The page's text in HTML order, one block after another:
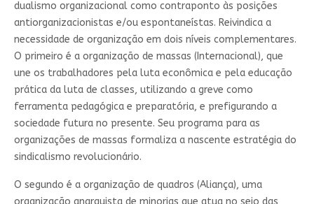
dualismo organizacional como contraponto às posições
antiorganizacionistas e/ou espontaneístas. Reivindica a
necessidade de organização em dois níveis complementares.
O primeiro é a organização de massas (Internacional), que
une os trabalhadores pela luta econômica e pela educação
prática da luta de classes, utilizando a greve como
ferramenta pedagógica e preparatória, e prefigurando a
sociedade futura no presente. Seu programa para as
organizações de massas formaliza a nascente estratégia do
sindicalismo revolucionário.
O segundo é a organização de quadros (Aliança), uma
organização anarquista de minorias que atua no seio das